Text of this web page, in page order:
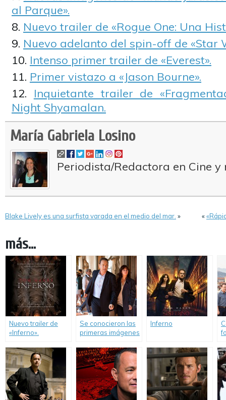
al Parque».
Nuevo trailer de «Rogue One: Una
Nuevo adelanto del spin-off de «Star
Intenso primer trailer de «Everest».
Primer vistazo a «Jason Bourne».
Inquietante trailer de
Night Shyamalan.
María Gabriela Losino
Periodista/Redactora en Cine y
Blake Lively es una surfista varada en el medio del mar. » «
más...
Nuevo trailer de
«Inferno».
Se conocieron las
primeras imágenes
«Inferno».
Inferno